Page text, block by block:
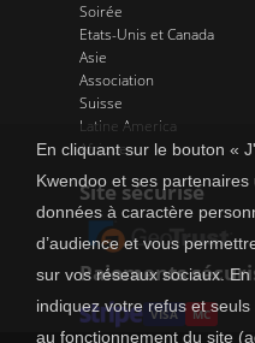
Soirée
Etats-Unis et Canada
Asie
Association
Suisse
Latine America
Afrique
Site sécurisé
Paiements
VISA MC
En cliquant sur le bouton «
Kwendoo et ses
données à caractère
d’audience et vous
sur vos réseaux sociaux.
indiquez votre refus et
au fonctionnement du site